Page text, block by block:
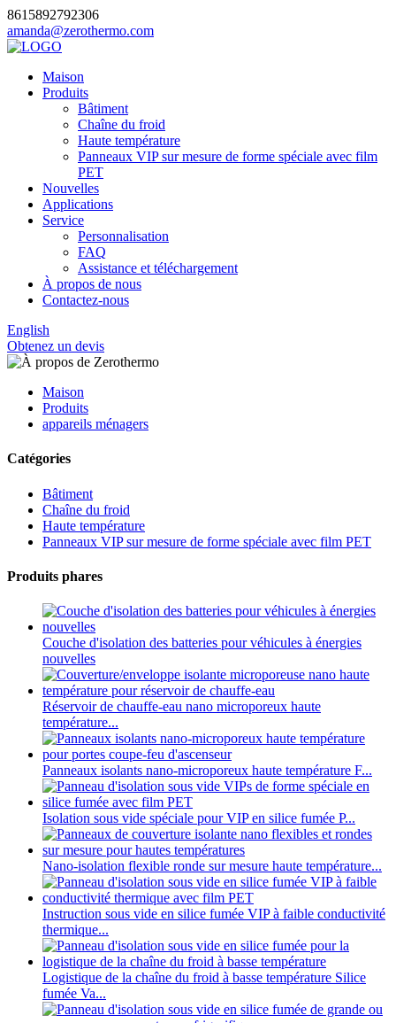
8615892792306
amanda@zerothermo.com
Maison
Produits
Bâtiment
Chaîne du froid
Haute température
Panneaux VIP sur mesure de forme spéciale avec film
PET
Nouvelles
Applications
Service
Personnalisation
FAQ
Assistance et téléchargement
À propos de nous
Contactez-nous
English
Obtenez un devis
Maison
Produits
appareils ménagers
Catégories
Bâtiment
Chaîne du froid
Haute température
Panneaux VIP sur mesure de forme spéciale avec film PET
Produits phares
Couche d'isolation des batteries pour véhicules à énergies
nouvelles
Réservoir de chauffe-eau nano microporeux haute
température...
Panneaux isolants nano-microporeux haute température F...
Isolation sous vide spéciale pour VIP en silice fumée P...
Nano-isolation flexible ronde sur mesure haute température...
Instruction sous vide en silice fumée VIP à faible conductivité
thermique...
Logistique de la chaîne du froid à basse température Silice
fumée Va...